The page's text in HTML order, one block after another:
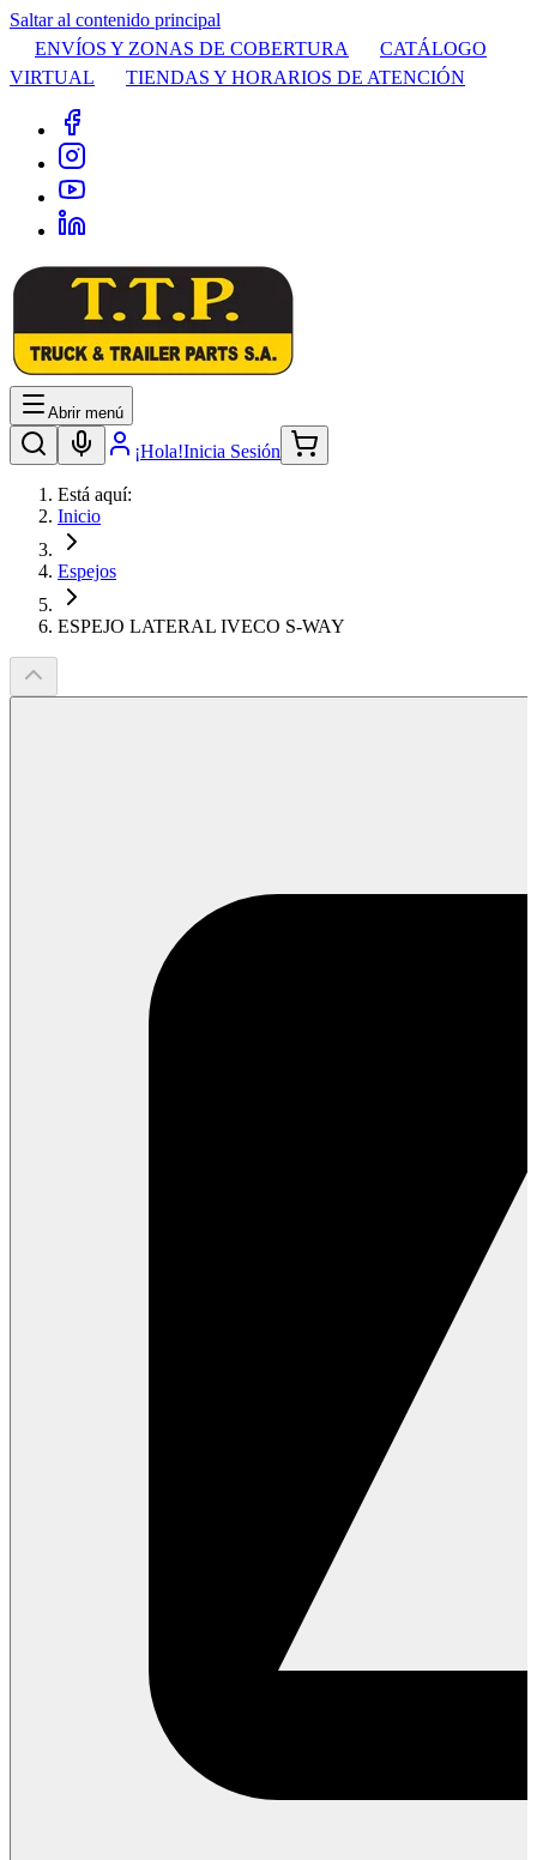
Saltar al contenido principal
ENVÍOS Y ZONAS DE COBERTURA
CATÁLOGO
VIRTUAL
TIENDAS Y HORARIOS DE ATENCIÓN
Abrir menú
¡Hola!Inicia Sesión
Está aquí:
Inicio
Espejos
ESPEJO LATERAL IVECO S-WAY